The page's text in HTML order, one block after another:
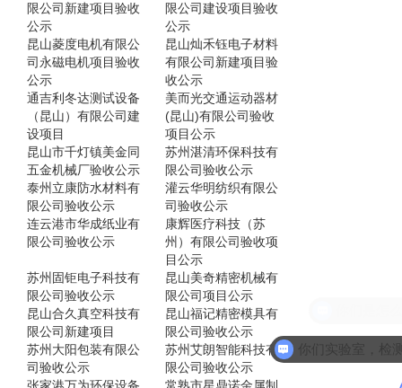
限公司新建项目验收
公示
限公司建设项目验收
公示
昆山菱度电机有限公
司永磁电机项目验收
公示
昆山灿禾钰电子材料
有限公司新建项目验
收公示
通吉利冬达测试设备
（昆山）有限公司建
设项目
美而光交通运动器材
(昆山)有限公司验收
项目公示
昆山市千灯镇美金同
五金机械厂验收公示
苏州湛清环保科技有
限公司验收公示
泰州立康防水材料有
限公司验收公示
灌云华明纺织有限公
司验收公示
连云港市华成纸业有
限公司验收公示
康辉医疗科技（苏
州）有限公司验收项
目公示
苏州固钜电子科技有
限公司验收公示
昆山美奇精密机械有
限公司项目公示
昆山合久真空科技有
限公司新建项目
昆山福记精密模具有
限公司验收公示
苏州大阳包装有限公
司验收公示
苏州艾朗智能科技有
限公司验收公示